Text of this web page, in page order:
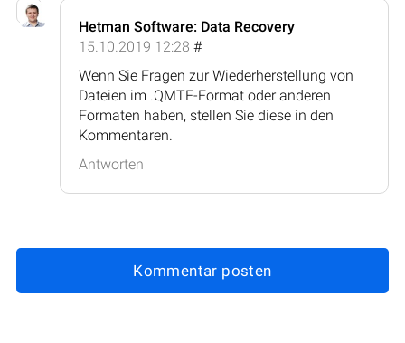
Hetman Software: Data Recovery
15.10.2019 12:28 #
Wenn Sie Fragen zur Wiederherstellung von
Dateien im .QMTF-Format oder anderen
Formaten haben, stellen Sie diese in den
Kommentaren.
Antworten
Kommentar posten